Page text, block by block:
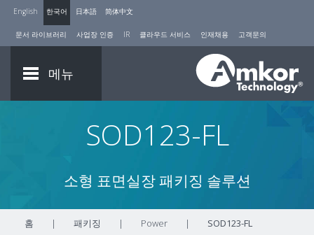
English 한국어 日本語 简体中文
문서 라이브러리 사업장 인증 IR 클라우드 서비스 인재채용 고객문의
메뉴
SOD123-FL
소형 표면실장 패키징 솔루션
홈 | 패키징 | Power | SOD123-FL